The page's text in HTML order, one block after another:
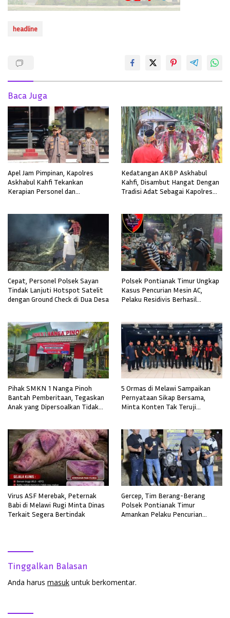
headline
Baca Juga
Apel Jam Pimpinan, Kapolres
Askhabul Kahfi Tekankan
Kerapian Personel dan
Kedatangan AKBP Askhabul
Kahfi, Disambut Hangat Dengan
Tradisi Adat Sebagai Kapolres
Cepat, Personel Polsek Sayan
Tindak Lanjuti Hotspot Satelit
dengan Ground Check di Dua Desa
Polsek Pontianak Timur Ungkap
Kasus Pencurian Mesin AC,
Pelaku Residivis Berhasil
Pihak SMKN 1 Nanga Pinoh
Bantah Pemberitaan, Tegaskan
Anak yang Dipersoalkan Tidak
5 Ormas di Melawi Sampaikan
Pernyataan Sikap Bersama,
Minta Konten Tak Teruji
Virus ASF Merebak, Peternak
Babi di Melawi Rugi Minta Dinas
Terkait Segera Bertindak
Gercep, Tim Berang-Berang
Polsek Pontianak Timur
Amankan Pelaku Pencurian
Tinggalkan Balasan
Anda harus masuk untuk berkomentar.